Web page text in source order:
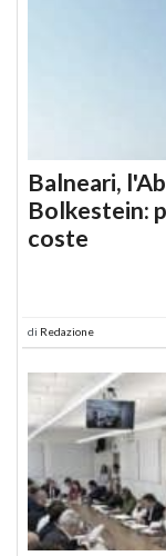
Balneari,
Bolkestein:
coste
di Redazione